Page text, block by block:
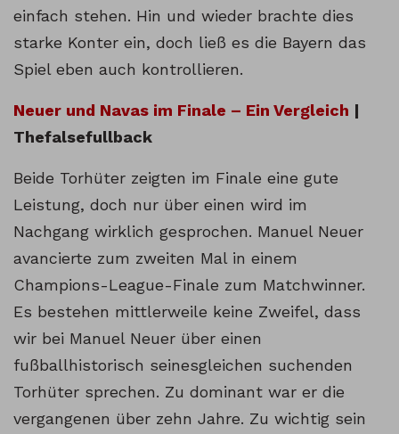
einfach stehen. Hin und wieder brachte dies
starke Konter ein, doch ließ es die Bayern das
Spiel eben auch kontrollieren.
Neuer und Navas im Finale – Ein Vergleich |
Thefalsefullback
Beide Torhüter zeigten im Finale eine gute
Leistung, doch nur über einen wird im
Nachgang wirklich gesprochen. Manuel Neuer
avancierte zum zweiten Mal in einem
Champions-League-Finale zum Matchwinner.
Es bestehen mittlerweile keine Zweifel, dass
wir bei Manuel Neuer über einen
fußballhistorisch seinesgleichen suchenden
Torhüter sprechen. Zu dominant war er die
vergangenen über zehn Jahre. Zu wichtig sein